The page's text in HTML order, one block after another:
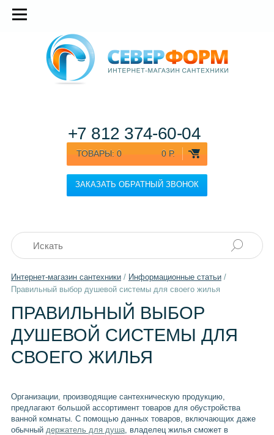
ТОВАРЫ: 0 0 Р.
ЗАКАЗАТЬ ОБРАТНЫЙ ЗВОНОК
+7 812 374-60-04
Интернет-магазин сантехники/ Информационные статьи/
Правильный выбор душевой системы для своего жилья
ПРАВИЛЬНЫЙ ВЫБОР
ДУШЕВОЙ СИСТЕМЫ ДЛЯ
СВОЕГО ЖИЛЬЯ
Организации, производящие сантехническую продукцию,
предлагают большой ассортимент товаров для обустройства
ванной комнаты. С помощью данных товаров, включающих даже
обычный держатель для душа, владелец жилья сможет в